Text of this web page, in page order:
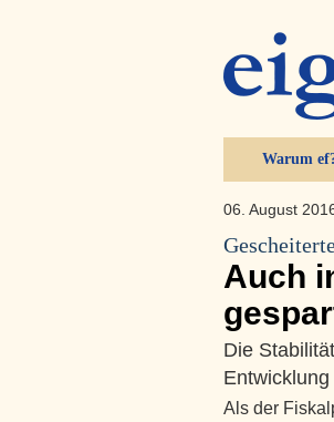
Warum
06. August
Auch
Die
Als der